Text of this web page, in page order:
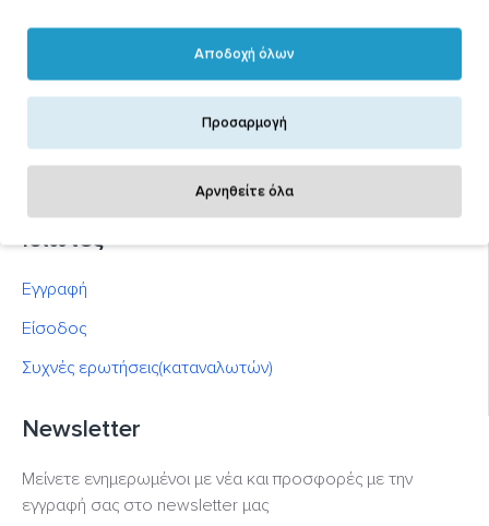
Είσοδος
Ιδιώτες
Εγγραφή
Είσοδος
Συχνές ερωτήσεις(καταναλωτών)
Newsletter
Μείνετε ενημερωμένοι με νέα και προσφορές με την
εγγραφή σας στο newsletter μας
Αποδοχή όλων
Προσαρμογή
Αρνηθείτε όλα